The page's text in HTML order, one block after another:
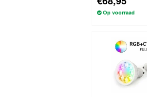
Op voorraad